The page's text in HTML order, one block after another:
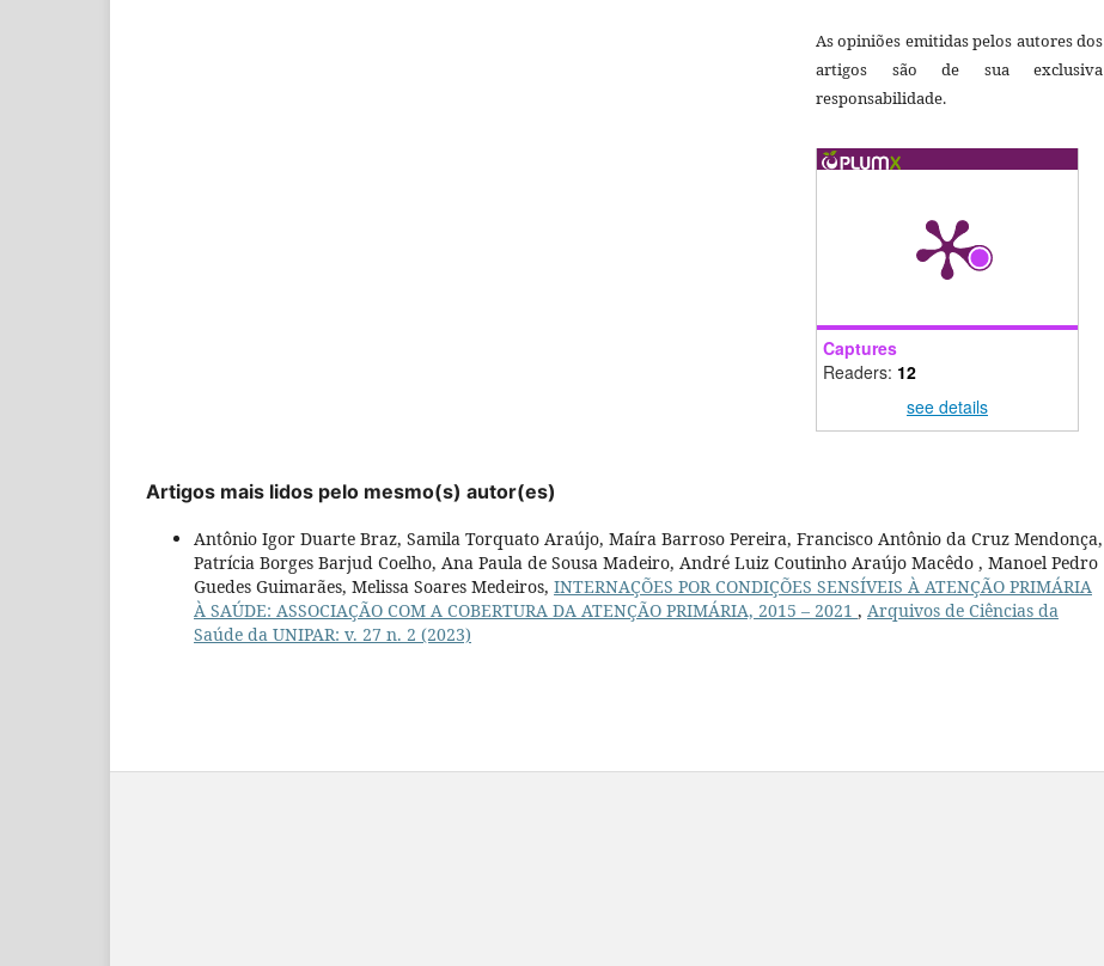
As opiniões emitidas pelos autores dos
artigos são de sua exclusiva
responsabilidade.
Captures
Readers: 12
see details
Artigos mais lidos pelo mesmo(s) autor(es)
Antônio Igor Duarte Braz, Samila Torquato Araújo, Maíra Barroso Pereira, Francisco Antônio da Cruz Mendonça,
Patrícia Borges Barjud Coelho, Ana Paula de Sousa Madeiro, André Luiz Coutinho Araújo Macêdo , Manoel Pedro
Guedes Guimarães, Melissa Soares Medeiros, INTERNAÇÕES POR CONDIÇÕES SENSÍVEIS À ATENÇÃO PRIMÁRIA
À SAÚDE: ASSOCIAÇÃO COM A COBERTURA DA ATENÇÃO PRIMÁRIA, 2015 – 2021 , Arquivos de Ciências da
Saúde da UNIPAR: v. 27 n. 2 (2023)